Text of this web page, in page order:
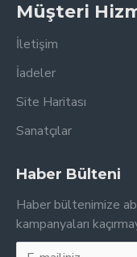
Müşteri
İletişim
İadeler
Site Haritası
Sanatçılar
Haber Bülteni
Haber bültenimize
kampanyaları